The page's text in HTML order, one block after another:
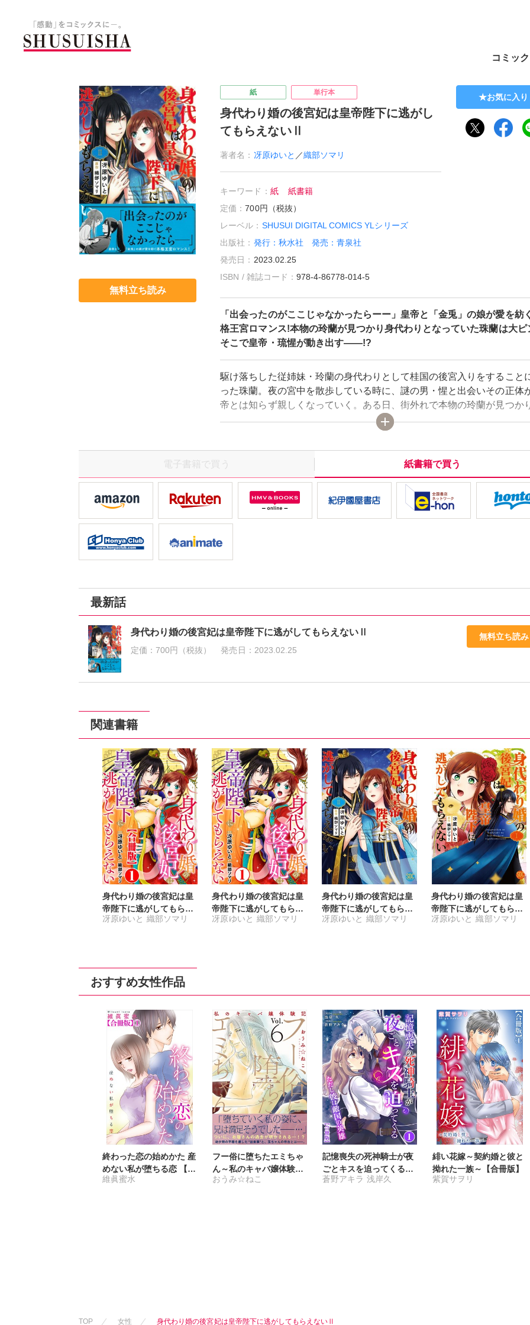
コミック
無料立ち読み
紙 単行本
身代わり婚の後宮妃は皇帝陛下に逃がし
てもらえないⅡ
著者名： 冴原ゆいと ／織部ソマリ
キーワード： 紙
紙書籍
定価：700円（税抜）
レーベル： SHUSUI DIGITAL COMICS YLシリーズ
出版社： 発行：秋水社 発売：青泉社
発売日： 2023.02.25
ISBN / 雑誌コード： 978-4-86778-014-5
お気に入り
「出会ったのがここじゃなかったらーー」皇帝と「金兎」の娘が愛を紡
格王宮ロマンス!本物の玲蘭が見つかり身代わりとなっていた珠蘭は大ピ
そこで皇帝・琉惺が動き出す――!?
駆け落ちした従姉妹・玲蘭の身代わりとして桂国の後宮入りをすること
った珠蘭。夜の宮中を散歩している時に、謎の男・惺と出会いその正体
帝とは知らず親しくなっていく。ある日、街外れで本物の玲蘭が見つか
蘭が身代わりだったと知った惺だが――、「私…もうすぐここからいなく
ると思う」と言われ、珠蘭への想いを自覚する。宮中での陰謀と後宮入
ーリー第2幕!
電子書籍で買う 紙書籍で買う
最新話
身代わり婚の後宮妃は皇帝陛下に逃がしてもらえないⅡ
定価：700円（税抜） 発売日： 2023.02.25
無料立ち読み
関連書籍
身代わり婚の後宮妃は皇
帝陛下に逃がしてもらえ
ない【合冊版】
冴原ゆいと 織部ソマリ
身代わり婚の後宮妃は皇
帝陛下に逃がしてもらえ
ない
冴原ゆいと 織部ソマリ
身代わり婚の後宮妃は皇
帝陛下に逃がしてもらえ
ない【単行本版】2
冴原ゆいと 織部ソマリ
身代わり婚の後宮妃は皇
帝陛下に逃がしてもらえ
ない【単行本版】1
冴原ゆいと 織部ソマリ
おすすめ女性作品
終わった恋の始めかた 産
めない私が堕ちる恋 【合
冊版】
維眞蜜水
フー俗に堕ちたエミちゃ
ん～私のキャバ嬢体験記
～【電子単行本版】6
おうみ☆ねこ
記憶喪失の死神騎士が夜
ごとキスを迫ってくる～
ただし彼は敵国の英雄～
蒼野アキラ 浅岸久
緋い花嫁～契約婚と彼と
拗れた一族～【合冊版】
紫賀サヲリ
TOP 女性 身代わり婚の後宮妃は皇帝陛下に逃がしてもらえないⅡ